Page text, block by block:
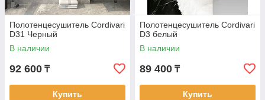
Полотенцесушитель Cordivari
D31 Черный
В наличии
92 600 ₸
Купить
Полотенцесушитель Cordivari
D3 белый
В наличии
89 400 ₸
Купить